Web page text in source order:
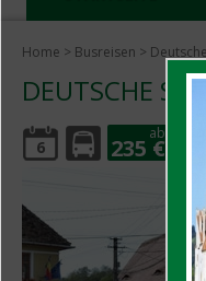
Home > Busreisen >
DEUTSCHE
6
ab
235 €